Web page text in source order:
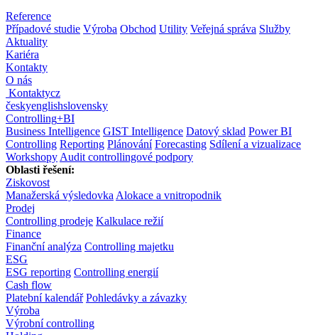
Reference
Případové studie Výroba Obchod Utility Veřejná správa Služby
Aktuality
Kariéra
Kontakty
O nás
Kontaktycz
českyenglishslovensky
Controlling+BI
Business Intelligence GIST Intelligence Datový sklad Power BI
Controlling Reporting Plánování Forecasting Sdílení a vizualizace
Workshopy Audit controllingové podpory
Oblasti řešení:
Ziskovost
Manažerská výsledovka Alokace a vnitropodnik
Prodej
Controlling prodeje Kalkulace režií
Finance
Finanční analýza Controlling majetku
ESG
ESG reporting Controlling energií
Cash flow
Platební kalendář Pohledávky a závazky
Výroba
Výrobní controlling